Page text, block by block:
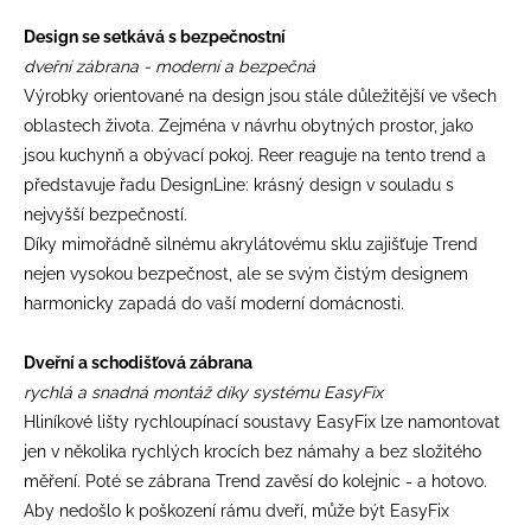
Design se setkává s bezpečnostní
dveřní zábrana - moderní a bezpečná
Výrobky orientované na design jsou stále důležitější ve všech
oblastech života. Zejména v návrhu obytných prostor, jako
jsou kuchynň a obývací pokoj. Reer reaguje na tento trend a
představuje řadu DesignLine: krásný design v souladu s
nejvyšší bezpečností.
Díky mimořádně silnému akrylátovému sklu zajišťuje Trend
nejen vysokou bezpečnost, ale se svým čistým designem
harmonicky zapadá do vaší moderní domácnosti.
Dveřní a schodišťová zábrana
rychlá a snadná montáž díky systému EasyFix
Hliníkové lišty rychloupínací soustavy EasyFix lze namontovat
jen v několika rychlých krocích bez námahy a bez složitého
měření. Poté se zábrana Trend zavěsí do kolejnic - a hotovo.
Aby nedošlo k poškození rámu dveří, může být EasyFix